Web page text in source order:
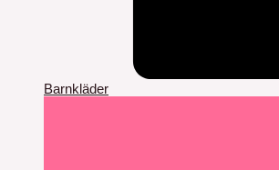
Barnkläder